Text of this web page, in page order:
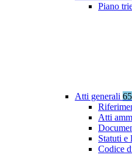
Piano
Atti generali 65
Atti
Statuti e
Codice